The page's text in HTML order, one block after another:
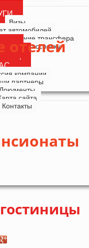
Визы
автомобилей
трансфера
и рассрочку
компании
партнеры
Документы
сайта
Контакты
отелей